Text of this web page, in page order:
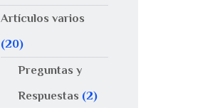
Artículos varios
(20)
Preguntas y
Respuestas (2)